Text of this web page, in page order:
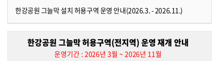
한강공원 그늘막 설치 허용구역 운영 안내(2026.3. - 2026.11.)
한강공원 그늘막 허용구역(전지역) 운영 재개 안내
운영기간 : 2026년 3월 ~ 2026년 11월